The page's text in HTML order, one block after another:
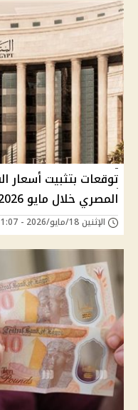
توقعات بتثبيت أسعار
المصري خلال مايو 2026
الإثنين 18/مايو/2026 - 11:07 م